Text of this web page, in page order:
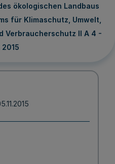
ökologischen Landbaus
für Klimaschutz, Umwelt,
Verbraucherschutz II A 4 -